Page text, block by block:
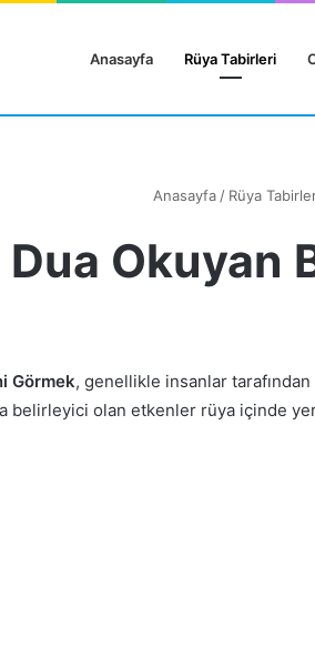
Anasayfa Rüya Tabirleri
Anasayfa / Rüya
Dua Okuyan
Görmek, genellikle insanlar
belirleyici olan etkenler rüya içinde